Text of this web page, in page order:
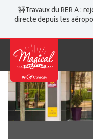
🚧Travaux du RER A :
directe depuis les
Magical Shuttle
Adagio Marne-la-Vallée